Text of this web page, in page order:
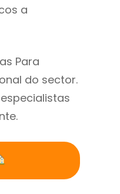
a
Para
do sector.